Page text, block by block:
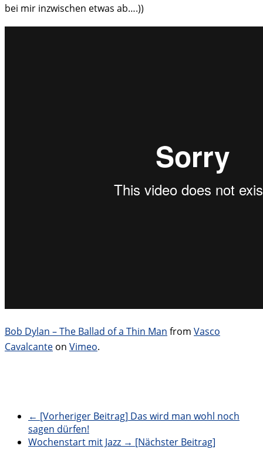
bei mir inzwischen etwas ab….))
Bob Dylan – The Ballad of a Thin Man from Vasco
Cavalcante on Vimeo.
← [Vorheriger Beitrag] Das wird man wohl noch
sagen dürfen!
Wochenstart mit Jazz → [Nächster Beitrag]